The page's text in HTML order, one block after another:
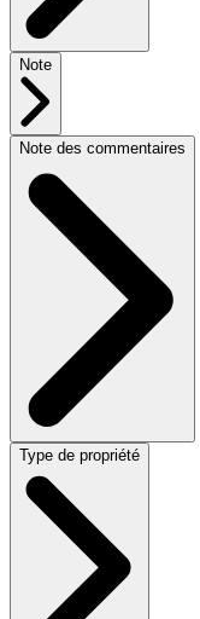
Note
Note des commentaires
Type de propriété